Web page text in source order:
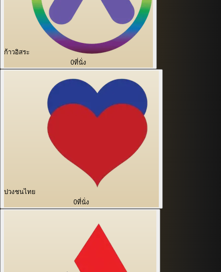
ก้าวอิสระ
0ที่นั่ง
ปวงชนไทย
0ที่นั่ง